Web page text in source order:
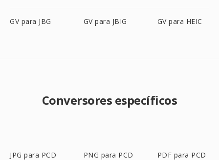
GV para JBG GV para JBIG GV para HEIC
Conversores específicos
JPG para PCD PNG para PCD PDF para PCD